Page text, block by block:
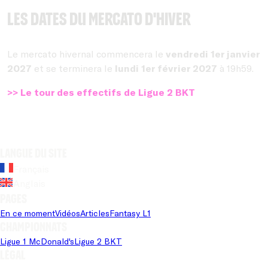
Les dates du mercato d'hiver
Le mercato hivernal commencera le vendredi 1er janvier
2027 et se terminera le lundi 1er février 2027 à 19h59.
>> Le tour des effectifs de Ligue 2 BKT
En ce momentVidéosArticlesFantasy L1
Ligue 1 McDonald'sLigue 2 BKT